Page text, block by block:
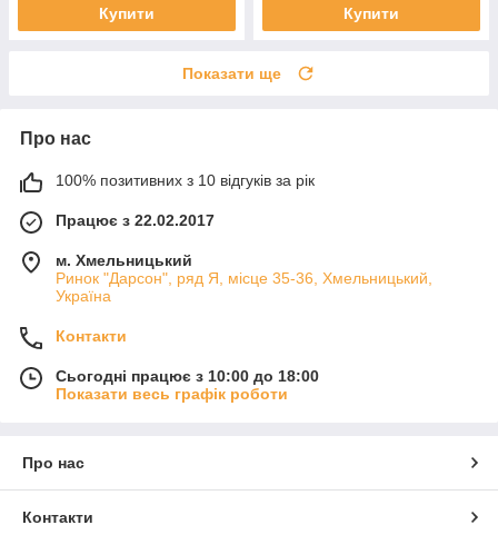
Купити Купити
Показати ще
Про нас
100% позитивних з 10 відгуків за рік
Працює з 22.02.2017
м. Хмельницький
Ринок "Дарсон", ряд Я, місце 35-36, Хмельницький,
Україна
Контакти
Сьогодні працює з 10:00 до 18:00
Показати весь графік роботи
Про нас
Контакти